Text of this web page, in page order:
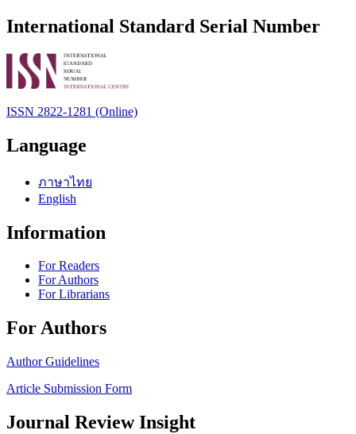
International Standard Serial Number
ISSN 2822-1281 (Online)
Language
ภาษาไทย
English
Information
For Readers
For Authors
For Librarians
For Authors
Author Guidelines
Article Submission Form
Journal Review Insight